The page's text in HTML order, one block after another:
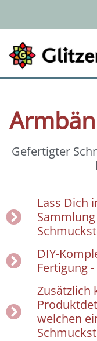
springen
Gefertigter
Lass Dich
DIY-
Fertigung
Zusätzlich
welchen